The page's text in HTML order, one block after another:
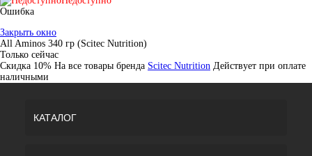
Ошибка
Закрыть окно
All Aminos 340 гр (Scitec Nutrition)
Только сейчас
Скидка 10% На все товары брeнда Scitec Nutrition Действует при оплате
наличными
КАТАЛОГ